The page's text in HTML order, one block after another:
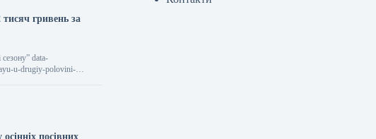
гривень за
data-
u-drugiy-polovini-
посівних